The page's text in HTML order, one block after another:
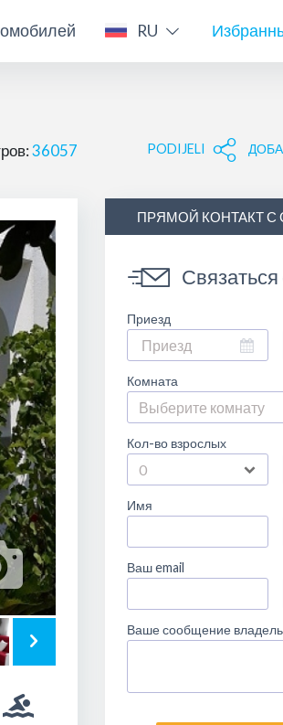
RU
36057 PODIJELI
ПРЯМОЙ КОНТАКТ
Приезд
Комната
Кол-во взрослых
Имя
Ваш email
Ваше сообщение